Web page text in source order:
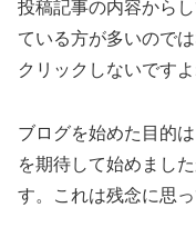
投稿記事の内容から
ている方が多いので
クリックしないです
ブログを始めた目的
を期待して始めまし
す。これは残念に思っ